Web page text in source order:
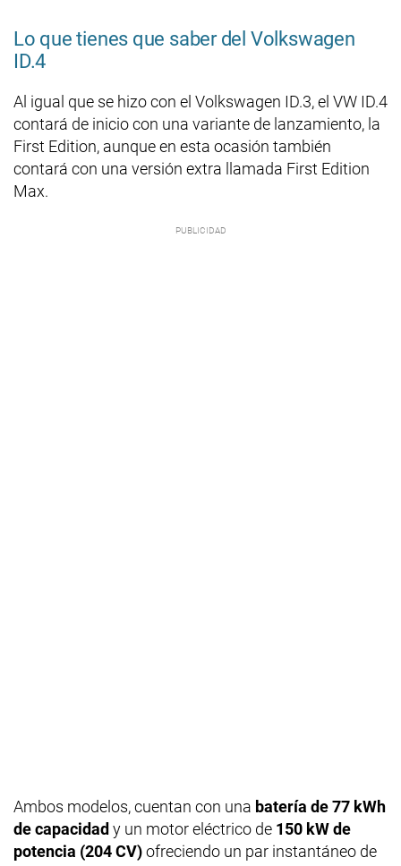
Lo que tienes que saber del Volkswagen
ID.4
Al igual que se hizo con el Volkswagen ID.3, el VW ID.4
contará de inicio con una variante de lanzamiento, la
First Edition, aunque en esta ocasión también
contará con una versión extra llamada First Edition
Max.
Ambos modelos, cuentan con una batería de 77 kWh
de capacidad y un motor eléctrico de 150 kW de
potencia (204 CV)ofreciendo un par instantáneo de